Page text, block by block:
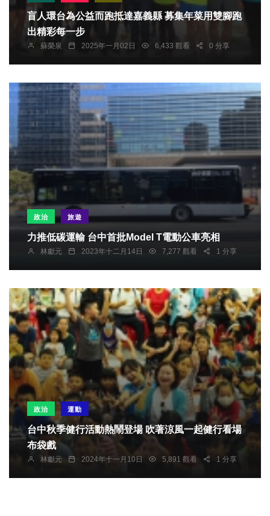
盲人環台為公益而跑抵達嘉義縣 募集年菜用雙腳跑
出精彩每一步
蘇榮泉 2025年一月02日 6,433 觀看 0 分享
政治 旅遊
力推低碳運輸 台中首批Model T電動公車亮相
林獻元 2023年十二月14日 7,277 觀看 1 分享
政治 運動
台中秋季健行活動熱鬧登場 吹著涼風一起健行看場
布袋戲
林獻元 2024年十一月10日 5,891 觀看 1 分享